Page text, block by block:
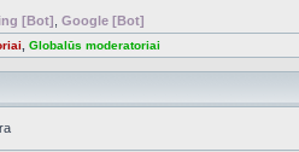
[Bot] Google [Bot]
Globalūs moderatoriai